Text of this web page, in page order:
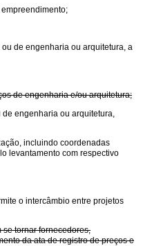
de engenharia ou arquitetura, a
de engenharia e/ou arquitetura;
engenharia ou arquitetura,
incluindo coordenadas
levantamento com respectivo
o intercâmbio entre projetos
tornar fornecedores,
da ata de registro de preços e